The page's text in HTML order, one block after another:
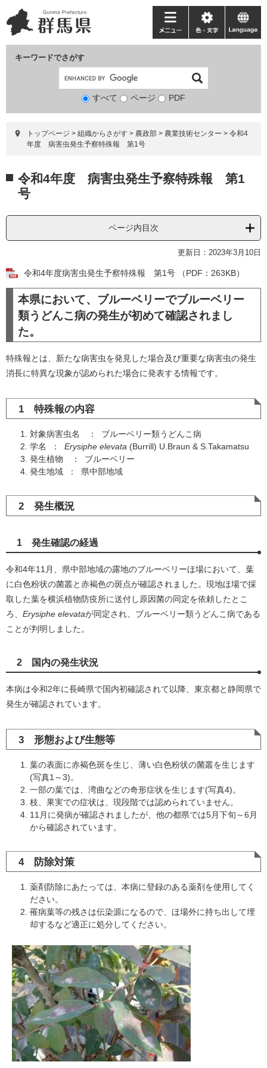
ー
ジ
ニ
ュ
て
キーワードでさがす
検
象
すべて ページ PDF
メ
ニ
ー
色・
文
language
トップページ > 組織からさがす > 農政部 > 農業技術センター > 令和4
年度 病害虫発生予察特殊報 第1号
文 令和4年度 病害虫発生予察特殊報 第1
号
ページ内目次
更新日：2023年3月10日
令和4年度病害虫発生予察特殊報 第1号 （PDF：263KB）
本県において、ブルーベリーでブルーベリー
類うどんこ病の発生が初めて確認されまし
た。
特殊報とは、新たな病害虫を発見した場合及び重要な病害虫の発生
消長に特異な現象が認められた場合に発表する情報です。
1 特殊報の内容
対象病害虫名 ： ブルーベリー類うどんこ病
学名 ： Erysiphe elevata (Burrill) U.Braun & S.Takamatsu
発生植物 ： ブルーベリー
発生地域 ： 県中部地域
2 発生概況
1 発生確認の経過
令和4年11月、県中部地域の露地のブルーベリーほ場において、葉
に白色粉状の菌叢と赤褐色の斑点が確認されました。現地ほ場で採
取した葉を横浜植物防疫所に送付し原因菌の同定を依頼したとこ
ろ、 Erysiphe elevataが同定され、ブルーベリー類うどんこ病である
ことが判明しました。
2 国内の発生状況
本病は令和2年に長崎県で国内初確認されて以降、東京都と静岡県で
発生が確認されています。
3 形態および生態等
葉の表面に赤褐色斑を生じ、薄い白色粉状の菌叢を生じます
(写真1～3)。
一部の葉では、湾曲などの奇形症状を生じます(写真4)。
枝、果実での症状は、現段階では認められていません。
11月に発病が確認されましたが、他の都県では5月下旬～6月
から確認されています。
4 防除対策
薬剤防除にあたっては、本病に登録のある薬剤を使用してく
ださい。
罹病葉等の残さは伝染源になるので、ほ場外に持ち出して埋
却するなど適正に処分してください。